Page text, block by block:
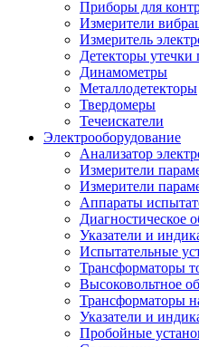
Приборы для
Измерители
Измеритель
Детекторы утечки
Динамометры
Металлодетекторы
Твердомеры
Течеискатели
Электрооборудование
Анализатор
Измерители
Измерители
Аппараты
Диагностическое
Указатели и
Испытательные
Трансформаторы
Высоковольтное
Трансформаторы
Указатели и
Пробойные